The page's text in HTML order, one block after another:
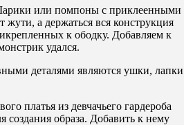
или помпоны с приклеенными
жути, а держаться вся конструкция
к ободку. Добавляем к
удался.
деталями являются ушки, лапки
платья из девчачьего гардероба
создания образа. Добавить к нему